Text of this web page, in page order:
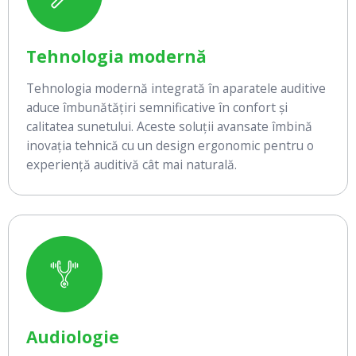
Tehnologia modernă
Tehnologia modernă integrată în aparatele auditive
aduce îmbunătățiri semnificative în confort și
calitatea sunetului. Aceste soluții avansate îmbină
inovația tehnică cu un design ergonomic pentru o
experiență auditivă cât mai naturală.
Audiologie